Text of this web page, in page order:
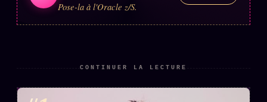
Pose-la à l'Oracle z/S.
CONTINUER LA LECTURE